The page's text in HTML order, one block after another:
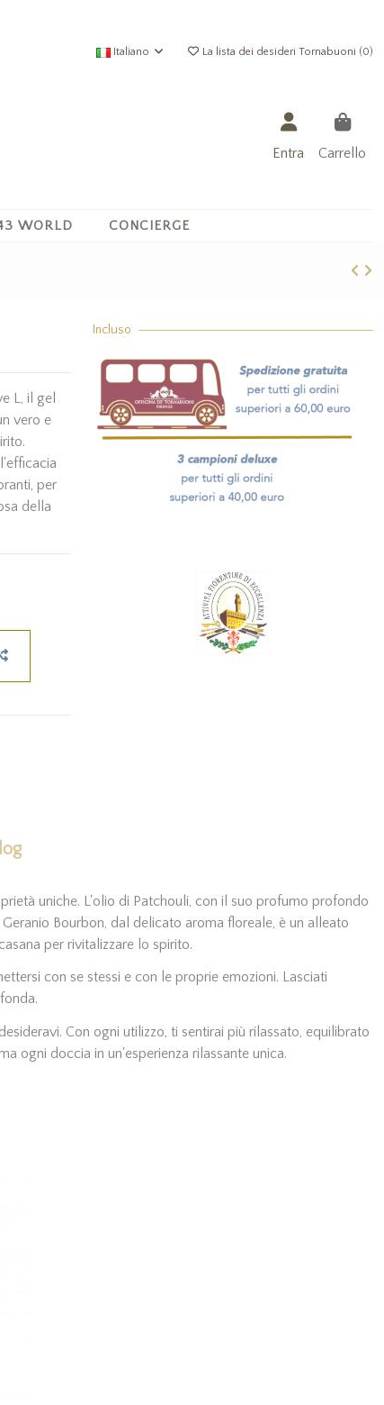
Italiano La lista dei desideri Tornabuoni (0)
Entra Carrello
WORLD CONCIERGE
L, il gel
vero e
per
della
Incluso
uniche. L'olio di Patchouli, con il suo profumo profondo
Bourbon, dal delicato aroma floreale, è un alleato
per rivitalizzare lo spirito.
con se stessi e con le proprie emozioni. Lasciati
Con ogni utilizzo, ti sentirai più rilassato, equilibrato
ogni doccia in un'esperienza rilassante unica.